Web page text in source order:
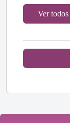
Ver todos